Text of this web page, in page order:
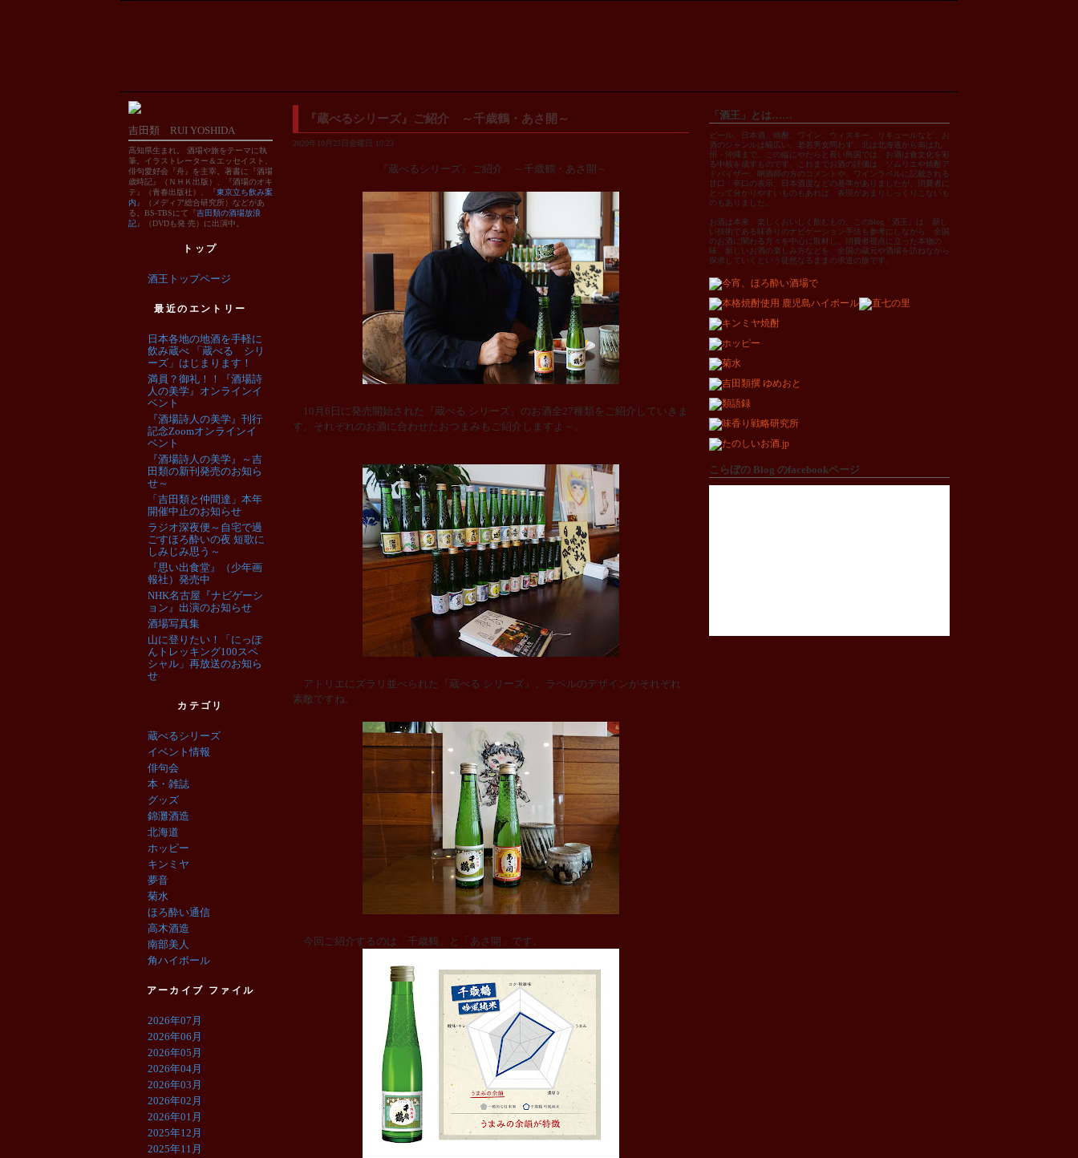
『蔵べるシリーズ』ご紹介 ～千歳鶴・あさ開～
2020年10月23日金曜日 10:23
『蔵べるシリーズ』ご紹介 ～千歳鶴・あさ開～
10月6日に発売開始された『蔵べる シリーズ』のお酒全27種類をご紹介していきま
す。それぞれのお酒に合わせたおつまみもご紹介しますよ～。
アトリエにズラリ並べられた『蔵べる シリーズ』。ラベルのデザインがそれぞれ
素敵ですね。
今回ご紹介するのは「千歳鶴」と「あさ開」です。
吉田類 RUI YOSHIDA
高知県生まれ。 酒場や旅をテーマに執
筆。イラストレーター＆エッセイスト、
俳句愛好会『舟』を主宰。著書に『酒場
歳時記』（ＮＨＫ出版）、『酒場のオキ
テ』（青春出版社）、『東京立ち飲み案
内 』（メディア総合研究所）などがあ
る。BS-TBSにて『吉田類の酒場放浪
記』（DVDも発 売）に出演中。
トップ
酒王トップページ
最近のエントリー
日本各地の地酒を手軽に
飲み蔵べ 「蔵べる シリ
ーズ」はじまります！
満員？御礼！！『酒場詩
人の美学』オンラインイ
ベント
『酒場詩人の美学』刊行
記念Zoomオンラインイ
ベント
『酒場詩人の美学』～吉
田類の新刊発売のお知ら
せ～
「吉田類と仲間達」本年
開催中止のお知らせ
ラジオ深夜便～自宅で過
ごすほろ酔いの夜 短歌に
しみじみ思う～
『思い出食堂』（少年画
報社）発売中
NHK名古屋『ナビゲーシ
ョン』出演のお知らせ
酒場写真集
山に登りたい！「にっぽ
んトレッキング100スペ
シャル」再放送のお知ら
せ
カテゴリ
蔵べるシリーズ
イベント情報
俳句会
本・雑誌
グッズ
錦灘酒造
北海道
ホッピー
キンミヤ
夢音
菊水
ほろ酔い通信
高木酒造
南部美人
角ハイボール
アーカイブ ファイル
2026年07月
2026年06月
2026年05月
2026年04月
2026年03月
2026年02月
2026年01月
2025年12月
2025年11月
「酒王」とは……
ビール、日本酒、焼酎、ワイン、ウィスキー、リキュールなど、お
酒のジャンルは幅広い。老若男女問わず、北は北海道から南は九
州・沖縄まで。この縦にやたらと長い島国では、お酒は食文化を彩
る中核を成すものです。これまでお酒の評価は、ソムリエや焼酎ア
ドバイザー、唎酒師の方のコメントや、ワインラベルに記載される
甘口・辛口の表示、日本酒度などの基準がありましたが、消費者に
とって分かりやすいものもあれば、表現があまりしっくりこないも
のもありました。
お酒は本来、楽しくおいしく飲むもの。このblog「酒王」は、新し
い技術である味香りのナビゲーション手法も参考にしながら、全国
のお酒に関わる方々を中心に取材し、消費者視点に立った本物の
味、新しいお酒の楽しみ方などを、全国の蔵元や酒場を訪ねながら
探求していくという徒然なるままの求道の旅です。
こらぼの Blog のfacebookページ